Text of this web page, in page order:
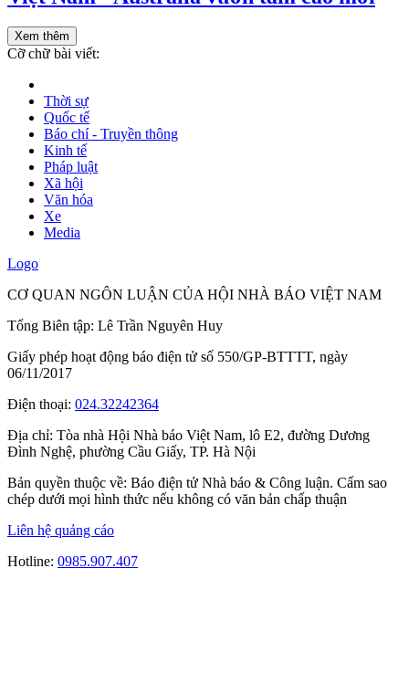
Xem thêm
Cỡ chữ bài viết:
Thời sự
Quốc tế
Báo chí - Truyền thông
Kinh tế
Pháp luật
Xã hội
Văn hóa
Xe
Media
Logo
CƠ QUAN NGÔN LUẬN CỦA HỘI NHÀ BÁO VIỆT NAM
Tổng Biên tập: Lê Trần Nguyên Huy
Giấy phép hoạt động báo điện tử số 550/GP-BTTTT, ngày
06/11/2017
Điện thoại: 024.32242364
Địa chỉ: Tòa nhà Hội Nhà báo Việt Nam, lô E2, đường Dương
Đình Nghệ, phường Cầu Giấy, TP. Hà Nội
Bản quyền thuộc về: Báo điện tử Nhà báo & Công luận. Cấm sao
chép dưới mọi hình thức nếu không có văn bản chấp thuận
Liên hệ quảng cáo
Hotline: 0985.907.407